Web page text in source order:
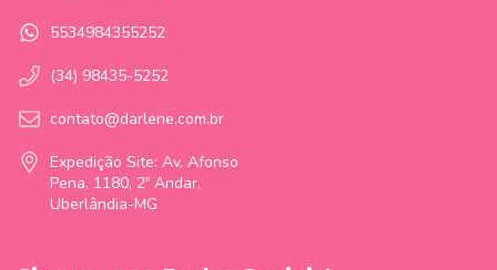
5534984355252
(34) 98435-5252
contato@darlene.com.br
Expedição Site: Av. Afonso
Pena, 1180, 2º Andar,
Uberlândia-MG